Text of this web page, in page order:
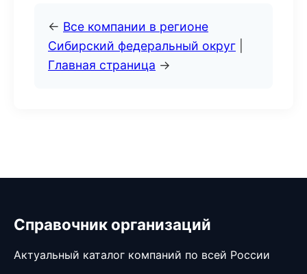
← Все компании в регионе
Сибирский федеральный округ
Главная страница →
Справочник организаций
Актуальный каталог компаний по всей России